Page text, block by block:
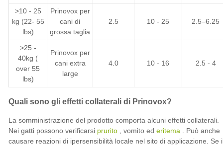
>10 - 25
kg (22- 55
lbs)
Prinovox per
cani di
grossa taglia
2.5 10 - 25 2.5–6.25
>25 -
40kg (
over 55
lbs)
Prinovox per
cani extra
large
4.0 10 - 16 2.5 - 4
Quali sono gli effetti collaterali di Prinovox?
La somministrazione del prodotto comporta alcuni effetti collaterali.
Nei gatti possono verificarsi prurito , vomito ed eritema . Può anche
causare reazioni di ipersensibilità locale nel sito di applicazione. Se